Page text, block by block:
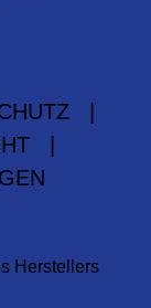
Herstellers